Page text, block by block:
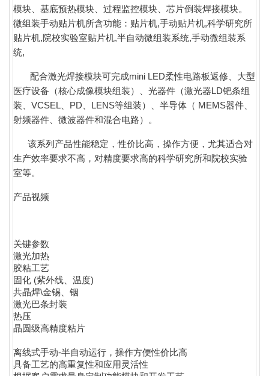
模块、基底预热模块、过程监控模块、 芯片倒装焊接模块。
微组装手动贴片机所含功能：贴片机,手动贴片机,科学研究所
贴片机,院校实验室贴片机,半自动微组装系统,手动微组装系
统,
配合激光焊接模块可完成mini LED柔性电路板返修、大型
医疗设备（核心成像模块组装）、光器件（激光器LD钯条组
装、VCSEL、PD、LENS等组装）、半导体（ MEMS器件、
射频器件、微波器件和混合电路）。
该系列产品性能稳定，性价比高，操作方便，尤其适合对
生产效率要求不高，对精度要求高的科学研究所和院校实验
室等。
产品视频
关键参数
激光加热
胶粘工艺
固化 (紫外线、温度)
共晶焊\金锡、铟
激光巴条封装
热压
晶圆级高精度粘片
离线式手动-半自动运行，操作方便性价比高
具备工艺的高重复性和应用灵活性